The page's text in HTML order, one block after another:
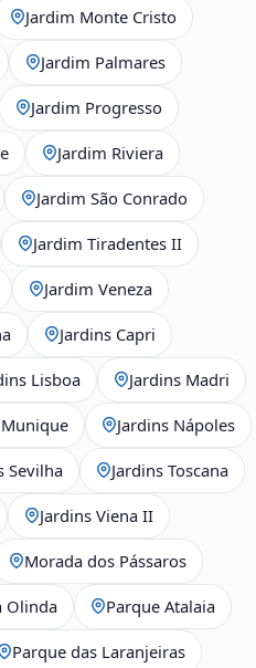
Jardim Monte Cristo
Jardim Palmares
Jardim Progresso
Jardim Riviera
Jardim São Conrado
Jardim Tiradentes II
Jardim Veneza
Jardins Capri
Lisboa Jardins Madri
Jardins Nápoles
Sevilha Jardins Toscana
Jardins Viena II
Morada dos Pássaros
Olinda Parque Atalaia
Parque das Laranjeiras